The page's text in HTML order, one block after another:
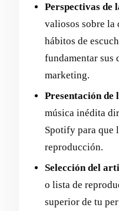
Perspectivas de
valiosos sobre la
hábitos de
fundamentar sus
marketing.
Presentación de
música inédita
Spotify para que
reproducción.
Selección del
o lista de
superior de tu